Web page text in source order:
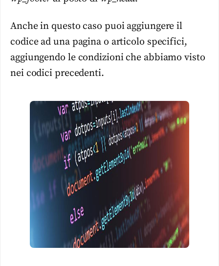
Anche in questo caso puoi aggiungere il
codice ad una pagina o articolo specifici,
aggiungendo le condizioni che abbiamo visto
nei codici precedenti.